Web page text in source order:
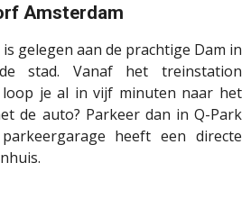
Amsterdam
gelegen aan de prachtige Dam in
stad. Vanaf het treinstation
loop je al in vijf minuten naar het
de auto? Parkeer dan in Q-Park
heeft een directe